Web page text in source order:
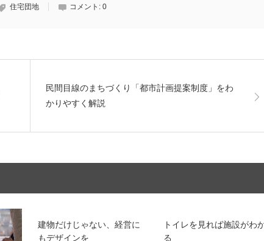
住宅団地 コメント: 0
民間目線のまちづくり「都市計画提案制度」をわ
かりやすく解説
建物だけじゃない、経営に
もデザインを
トイレを⾒れば施設がわ
る